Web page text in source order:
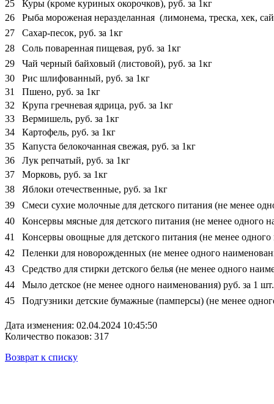
25
Куры (кроме куриных окорочков), руб. за 1кг
26
Рыба мороженая неразделанная (лимонема, треска, хек,
27
Сахар-песок, руб. за 1кг
28
Соль поваренная пищевая, руб. за 1кг
29
Чай черный байховый (листовой), руб. за 1кг
30
Рис шлифованный, руб. за 1кг
31
Пшено, руб. за 1кг
32
Крупа гречневая ядрица, руб. за 1кг
33
Вермишель, руб. за 1кг
34
Картофель, руб. за 1кг
35
Капуста белокочанная свежая, руб. за 1кг
36
Лук репчатый, руб. за 1кг
37
Морковь, руб. за 1кг
38
Яблоки отечественные, руб. за 1кг
39
Смеси сухие молочные для детского питания (не менее
40
Консервы мясные для детского питания (не менее одного
41
Консервы овощные для детского питания (не менее
42
Пеленки для новорожденных (не менее одного
43
Средство для стирки детского белья (не менее одного
44
Мыло детское (не менее одного наименования) руб. за 1 шт.
45
Подгузники детские бумажные (памперсы) (не менее
Дата изменения: 02.04.2024 10:45:50
Количество показов: 317
Возврат к списку